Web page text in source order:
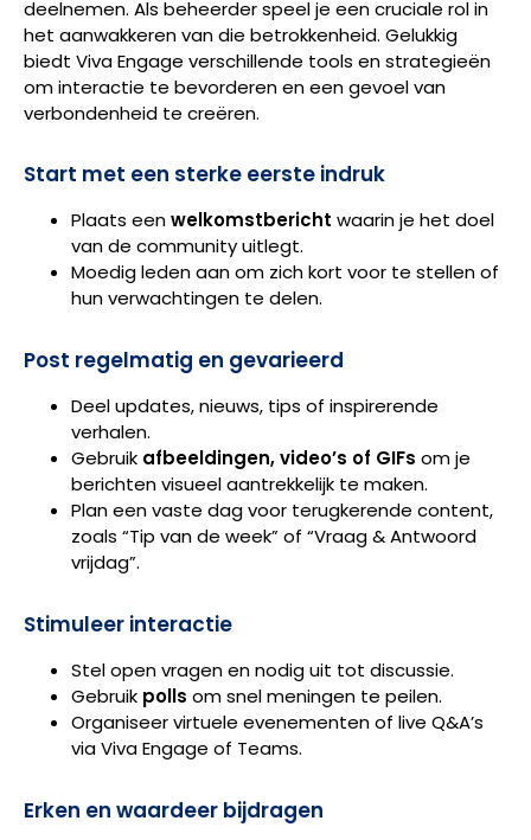
deelnemen. Als beheerder speel je een cruciale rol in
het aanwakkeren van die betrokkenheid. Gelukkig
biedt Viva Engage verschillende tools en strategieën
om interactie te bevorderen en een gevoel van
verbondenheid te creëren.
Start met een sterke eerste indruk
Plaats eenwelkomstbericht waarin je het doel
van de community uitlegt.
Moedig leden aan om zich kort voor te stellen of
hun verwachtingen te delen.
Post regelmatig en gevarieerd
Deel updates, nieuws, tips of inspirerende
verhalen.
Gebruik afbeeldingen, video’s of GIFs om je
berichten visueel aantrekkelijk te maken.
Plan een vaste dag voor terugkerende content,
zoals “Tip van de week” of “Vraag & Antwoord
vrijdag”.
Stimuleer interactie
Stel open vragen en nodig uit tot discussie.
Gebruik polls om snel meningen te peilen.
Organiseer virtuele evenementen of live Q&A’s
via Viva Engage of Teams.
Erken en waardeer bijdragen